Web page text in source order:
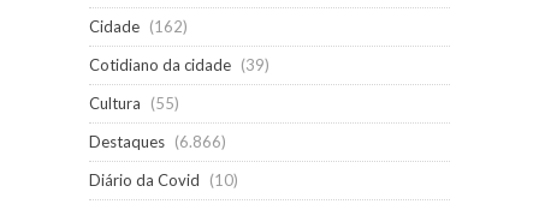
Cidade (162)
Cotidiano da cidade (39)
Cultura
(55)
Destaques (6.866)
Diário da Covid
(10)